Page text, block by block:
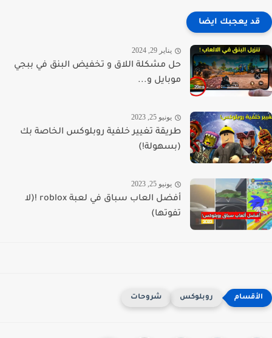
قد يعجبك ايضا
يناير 29, 2024
حل مشكلة اللاق و تخفيض البنق في ببجي
موبايل و...
يونيو 25, 2023
طريقة تغيير خلفية روبلوكس الخاصة بك
(بسهولة!)
يونيو 25, 2023
أفضل العاب سباق في لعبة roblox !(لا
تفوتها)
روبلوكس شروحات